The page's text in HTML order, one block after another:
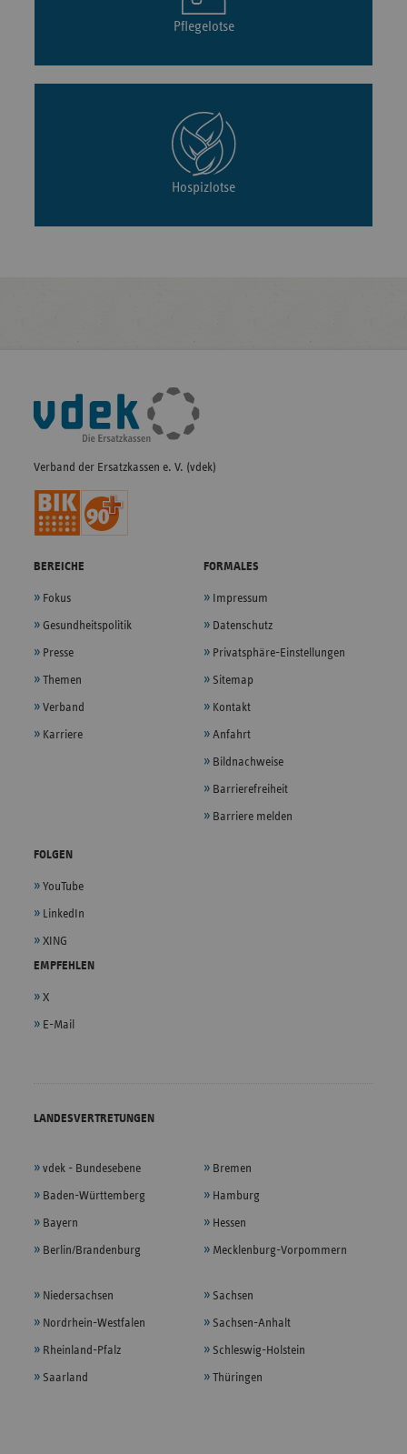
Pflegelotse
Hospizlotse
Fußleisten-
Navigation
Verband der Ersatzkassen e. V. (vdek)
BEREICHE
Fokus
Gesundheitspolitik
Presse
Themen
Verband
Karriere
FORMALES
Impressum
Datenschutz
Privatsphäre-Einstellungen
Sitemap
Kontakt
Anfahrt
Bildnachweise
Barrierefreiheit
Barriere melden
FOLGEN
YouTube
LinkedIn
XING
EMPFEHLEN
X
E-Mail
LANDESVERTRETUNGEN
vdek - Bundesebene
Baden-Württemberg
Bayern
Berlin/Brandenburg
Bremen
Hamburg
Hessen
Mecklenburg-Vorpommern
Niedersachsen
Nordrhein-Westfalen
Rheinland-Pfalz
Saarland
Sachsen
Sachsen-Anhalt
Schleswig-Holstein
Thüringen